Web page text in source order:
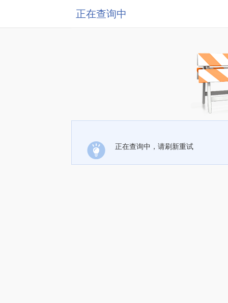
正在查询中
正在查询中，请刷新重试